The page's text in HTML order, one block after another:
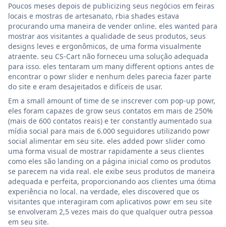
Poucos meses depois de publicizing seus negócios em feiras
locais e mostras de artesanato, rbia shades estava
procurando uma maneira de vender online. eles wanted para
mostrar aos visitantes a qualidade de seus produtos, seus
designs leves e ergonômicos, de uma forma visualmente
atraente. seu CS-Cart não forneceu uma solução adequada
para isso. eles tentaram um many different options antes de
encontrar o powr slider e nenhum deles parecia fazer parte
do site e eram desajeitados e difíceis de usar.
Em a small amount of time de se inscrever com pop-up powr,
eles foram capazes de grow seus contatos em mais de 250%
(mais de 600 contatos reais) e ter constantly aumentado sua
mídia social para mais de 6.000 seguidores utilizando powr
social alimentar em seu site. eles added powr slider como
uma forma visual de mostrar rapidamente a seus clientes
como eles são landing on a página inicial como os produtos
se parecem na vida real. ele exibe seus produtos de maneira
adequada e perfeita, proporcionando aos clientes uma ótima
experiência no local. na verdade, eles discovered que os
visitantes que interagiram com aplicativos powr em seu site
se envolveram 2,5 vezes mais do que qualquer outra pessoa
em seu site.